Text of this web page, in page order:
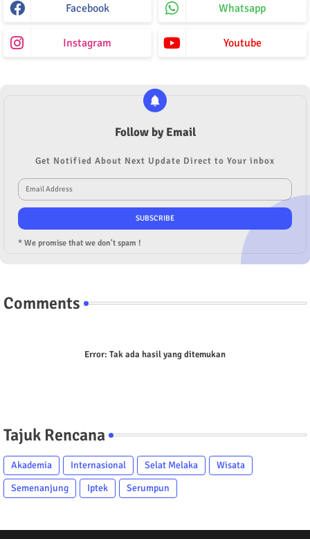
Facebook Whatsapp
Instagram Youtube
Follow by Email
Get Notified About Next Update Direct to Your inbox
* We promise that we don't spam !
Comments
Error: Tak ada hasil yang ditemukan
Tajuk Rencana
Akademia Internasional Selat Melaka
Wisata
Semenanjung
Iptek Serumpun